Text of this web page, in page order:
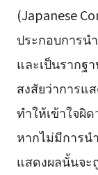
(Japanese
ประกอบการน
และเป็นรากฐ
สงสัยว่าการแ
ทำให้เข้าใจผิ
หากไม่มีการน
แสดงผลนั้นจะ